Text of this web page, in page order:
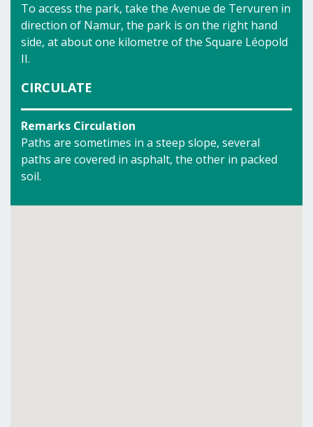
To access the park, take the Avenue de Tervuren in
direction of Namur, the park is on the right hand
side, at about one kilometre of the Square Léopold
II.
CIRCULATE
Remarks Circulation
Paths are sometimes in a steep slope, several
paths are covered in asphalt, the other in packed
soil.